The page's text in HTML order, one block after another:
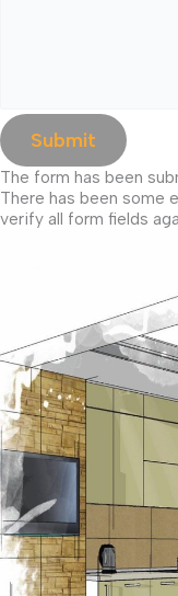
Submit
The form has been
There has been some
verify all form fields